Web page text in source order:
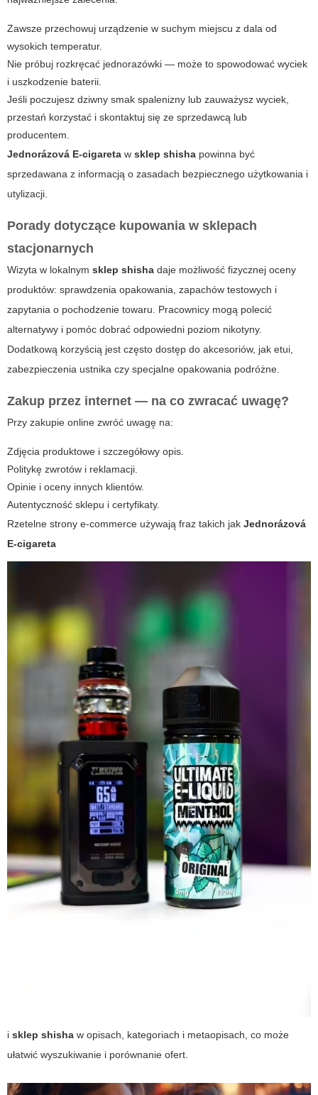
Zawsze przechowuj urządzenie w suchym miejscu z dala od
wysokich temperatur.
Nie próbuj rozkręcać jednorazówki — może to spowodować wyciek
i uszkodzenie baterii.
Jeśli poczujesz dziwny smak spalenizny lub zauważysz wyciek,
przestań korzystać i skontaktuj się ze sprzedawcą lub
producentem.
Jednorázová E-cigareta w sklep shisha powinna być
sprzedawana z informacją o zasadach bezpiecznego użytkowania i
utylizacji.
Porady dotyczące kupowania w sklepach
stacjonarnych
Wizyta w lokalnym sklep shisha daje możliwość fizycznej oceny
produktów: sprawdzenia opakowania, zapachów testowych i
zapytania o pochodzenie towaru. Pracownicy mogą polecić
alternatywy i pomóc dobrać odpowiedni poziom nikotyny.
Dodatkową korzyścią jest często dostęp do akcesoriów, jak etui,
zabezpieczenia ustnika czy specjalne opakowania podróżne.
Zakup przez internet — na co zwracać uwagę?
Przy zakupie online zwróć uwagę na:
Zdjęcia produktowe i szczegółowy opis.
Politykę zwrotów i reklamacji.
Opinie i oceny innych klientów.
Autentyczność sklepu i certyfikaty.
Rzetelne strony e-commerce używają fraz takich jak Jednorázová
E-cigareta
i sklep shisha w opisach, kategoriach i metaopisach, co może
ułatwić wyszukiwanie i porównanie ofert.